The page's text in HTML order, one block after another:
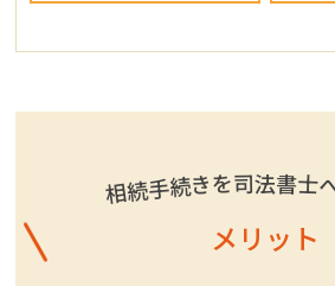
相続手続きを司法書士
メリット